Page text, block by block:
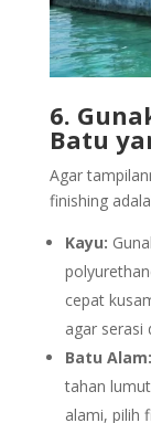
6.
Batu
Agar
finishing
Kayu:
cepat
agar serasi
Batu Alam:
tahan
alami, pilih